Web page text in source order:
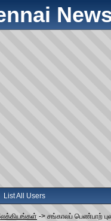
List All Users
-> சங்காலப் பெண்பாற்